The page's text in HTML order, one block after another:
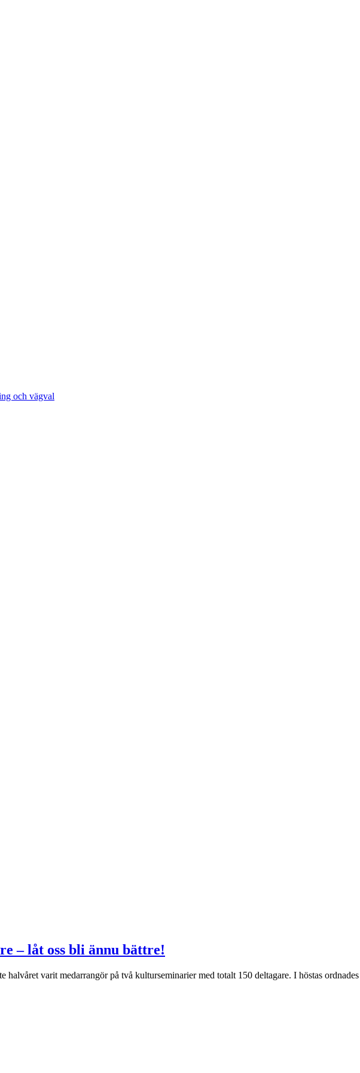
och vägval
– låt oss bli ännu bättre!
halvåret varit medarrangör på två kulturseminarier med totalt 150 deltagare. I höstas